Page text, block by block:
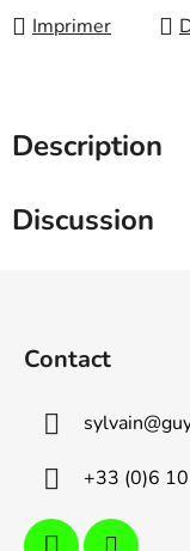
Imprimer
Description
Discussion
Contact
sylvain@
+33 (0)6